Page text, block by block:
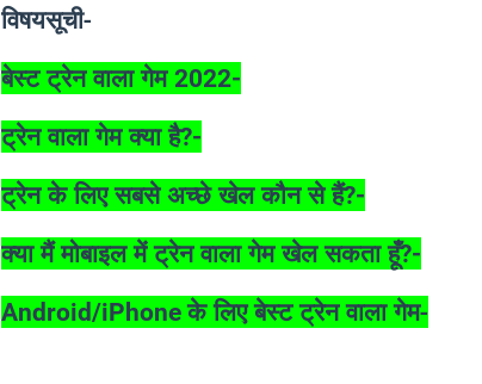
विषयसूची-
बेस्ट ट्रेन वाला गेम 2022-
ट्रेन वाला गेम क्या है?-
ट्रेन के लिए सबसे अच्छे खेल कौन से हैं?-
क्या मैं मोबाइल में ट्रेन वाला गेम खेल सकता हूँ?-
Android/iPhoneके लिए बेस्ट ट्रेन वाला गेम-